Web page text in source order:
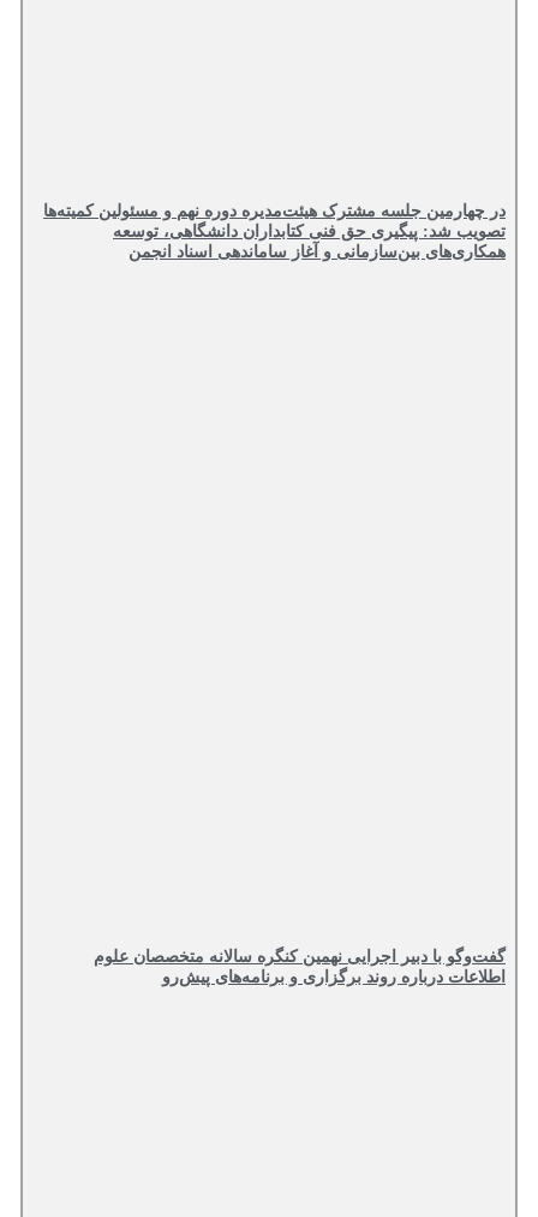
در چهارمین جلسه مشترک هیئت‌مدیره دوره نهم و مسئولین کمیته‌ها
تصویب شد: پیگیری حق فنی کتابداران دانشگاهی، توسعه
همکاری‌های بین‌سازمانی و آغاز ساماندهی اسناد انجمن
گفت‌وگو با دبیر اجرایی نهمین کنگره سالانه متخصصان علوم
اطلاعات درباره روند برگزاری و برنامه‌های پیش‌رو